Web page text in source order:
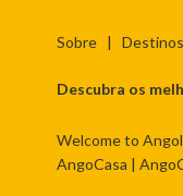
Sobre | Destinos
Descubra os
Welcome to
AngoCasa |